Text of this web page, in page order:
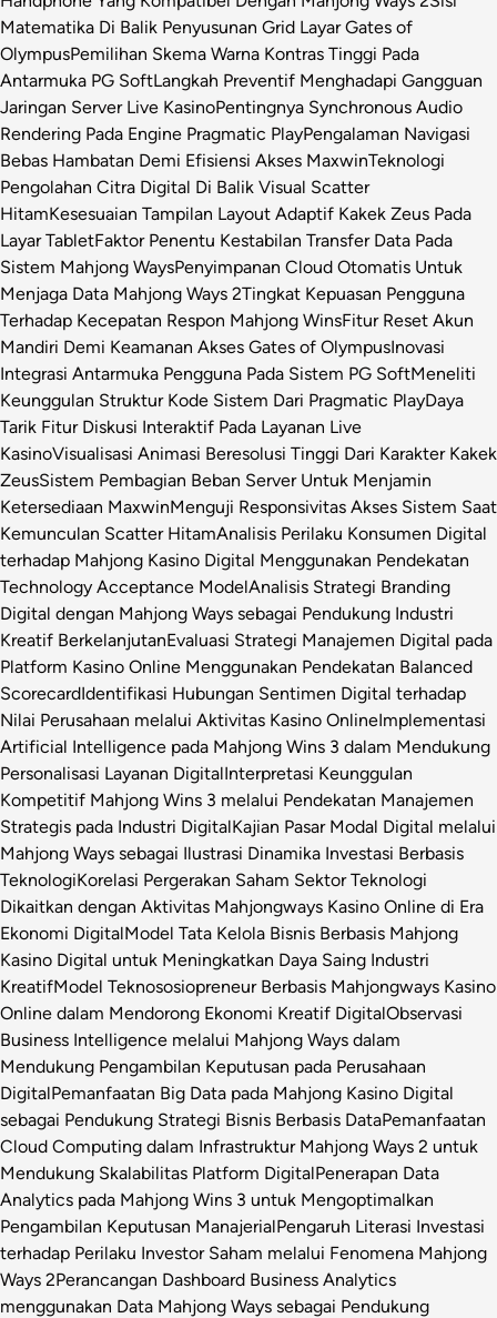
Matematika Di Balik Penyusunan Grid Layar Gates of
OlympusPemilihan Skema Warna Kontras Tinggi Pada
Antarmuka PG SoftLangkah Preventif Menghadapi Gangguan
Jaringan Server Live KasinoPentingnya Synchronous Audio
Rendering Pada Engine Pragmatic PlayPengalaman Navigasi
Bebas Hambatan Demi Efisiensi Akses MaxwinTeknologi
Pengolahan Citra Digital Di Balik Visual Scatter
HitamKesesuaian Tampilan Layout Adaptif Kakek Zeus Pada
Layar TabletFaktor Penentu Kestabilan Transfer Data Pada
Sistem Mahjong WaysPenyimpanan Cloud Otomatis Untuk
Menjaga Data Mahjong Ways 2Tingkat Kepuasan Pengguna
Terhadap Kecepatan Respon Mahjong WinsFitur Reset Akun
Mandiri Demi Keamanan Akses Gates of OlympusInovasi
Integrasi Antarmuka Pengguna Pada Sistem PG SoftMeneliti
Keunggulan Struktur Kode Sistem Dari Pragmatic PlayDaya
Tarik Fitur Diskusi Interaktif Pada Layanan Live
KasinoVisualisasi Animasi Beresolusi Tinggi Dari Karakter Kakek
ZeusSistem Pembagian Beban Server Untuk Menjamin
Ketersediaan MaxwinMenguji Responsivitas Akses Sistem Saat
Kemunculan Scatter HitamAnalisis Perilaku Konsumen Digital
terhadap Mahjong Kasino Digital Menggunakan Pendekatan
Technology Acceptance ModelAnalisis Strategi Branding
Digital dengan Mahjong Ways sebagai Pendukung Industri
Kreatif BerkelanjutanEvaluasi Strategi Manajemen Digital pada
Platform Kasino Online Menggunakan Pendekatan Balanced
ScorecardIdentifikasi Hubungan Sentimen Digital terhadap
Nilai Perusahaan melalui Aktivitas Kasino OnlineImplementasi
Artificial Intelligence pada Mahjong Wins 3 dalam Mendukung
Personalisasi Layanan DigitalInterpretasi Keunggulan
Kompetitif Mahjong Wins 3 melalui Pendekatan Manajemen
Strategis pada Industri DigitalKajian Pasar Modal Digital melalui
Mahjong Ways sebagai Ilustrasi Dinamika Investasi Berbasis
TeknologiKorelasi Pergerakan Saham Sektor Teknologi
Dikaitkan dengan Aktivitas Mahjongways Kasino Online di Era
Ekonomi DigitalModel Tata Kelola Bisnis Berbasis Mahjong
Kasino Digital untuk Meningkatkan Daya Saing Industri
KreatifModel Teknososiopreneur Berbasis Mahjongways Kasino
Online dalam Mendorong Ekonomi Kreatif DigitalObservasi
Business Intelligence melalui Mahjong Ways dalam
Mendukung Pengambilan Keputusan pada Perusahaan
DigitalPemanfaatan Big Data pada Mahjong Kasino Digital
sebagai Pendukung Strategi Bisnis Berbasis DataPemanfaatan
Cloud Computing dalam Infrastruktur Mahjong Ways 2 untuk
Mendukung Skalabilitas Platform DigitalPenerapan Data
Analytics pada Mahjong Wins 3 untuk Mengoptimalkan
Pengambilan Keputusan ManajerialPengaruh Literasi Investasi
terhadap Perilaku Investor Saham melalui Fenomena Mahjong
Ways 2Perancangan Dashboard Business Analytics
menggunakan Data Mahjong Ways sebagai Pendukung